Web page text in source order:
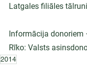
Latgales filiāles
Informācija donoriem
Rīko: Valsts
2014